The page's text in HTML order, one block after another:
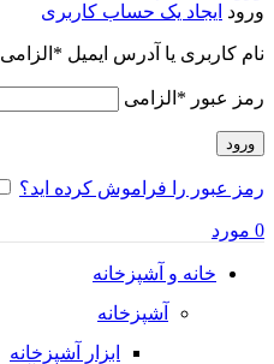
ورود ایجاد یک حساب کاربری
نام کاربری یا آدرس ایمیل * الزامی
رمز عبور * الزامی
ورود
رمز عبور را فراموش کرده اید؟
0 مورد
خانه و آشپزخانه
آشپزخانه
ابزار آشپزخانه